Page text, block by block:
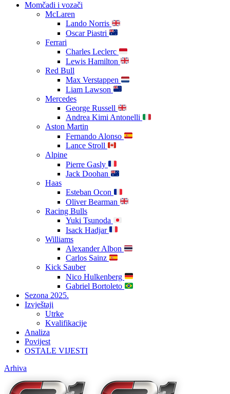
Momčadi i vozači
McLaren
Lando Norris
Oscar Piastri
Ferrari
Charles Leclerc
Lewis Hamilton
Red Bull
Max Verstappen
Liam Lawson
Mercedes
George Russell
Andrea Kimi Antonelli
Aston Martin
Fernando Alonso
Lance Stroll
Alpine
Pierre Gasly
Jack Doohan
Haas
Esteban Ocon
Oliver Bearman
Racing Bulls
Yuki Tsunoda
Isack Hadjar
Williams
Alexander Albon
Carlos Sainz
Kick Sauber
Nico Hulkenberg
Gabriel Bortoleto
Sezona 2025.
Izvještaji
Utrke
Kvalifikacije
Analiza
Povijest
OSTALE VIJESTI
Arhiva